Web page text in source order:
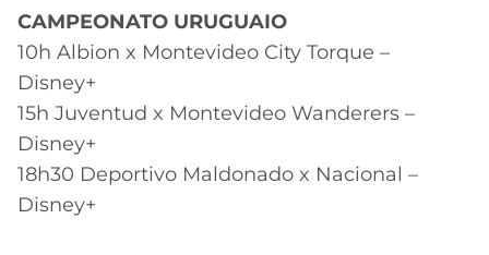
CAMPEONATO URUGUAIO
10h Albion x Montevideo City Torque –
Disney+
15h Juventud x Montevideo Wanderers –
Disney+
18h30 Deportivo Maldonado x Nacional –
Disney+